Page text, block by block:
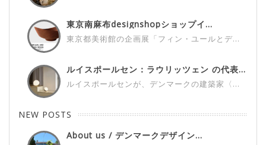
東京南麻布designshopショップイ...
東京都美術館の企画展「フィン・ユールとデ...
ルイスポールセン：ラウリッツェン の代表...
ルイスポールセンが、デンマークの建築家〈...
NEW POSTS
About us / デンマークデザイン...